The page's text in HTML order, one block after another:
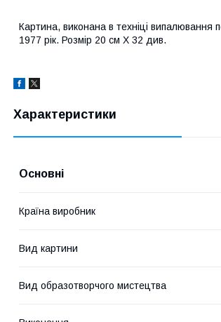
Картина, виконана в техніці
1977 рік. Розмір 20 см Х 32 див.
Характеристики
Основні
Країна виробник
Вид картини
Вид образотворчого мистецтва